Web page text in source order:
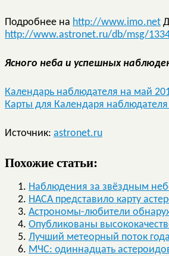
Подробнее на http://www.imo.net
http://www.astronet.ru/db/msg/
Ясного неба и успешных
Календарь наблюдателя на май
Карты для Календаря
Источник: astronet.ru
Похожие статьи:
Наблюдения за звёздным
НАСА представило карту
Астрономы-любители
Опубликованы
Лучший метеорный поток
МЧС: одиннадцать